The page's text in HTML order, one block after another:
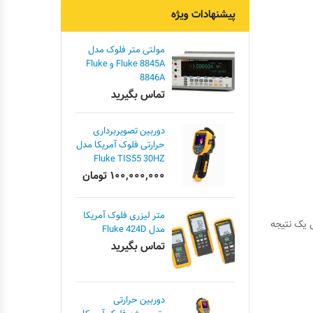
یک نتیجه
پیشنهادات ویژه
مولتی متر فلوک مدل
Fluke 8845A و Fluke
8846A
تماس بگیرید
دوربین تصویربرداری
حرارتی فلوک آمریکا مدل
Fluke TIS55 30HZ
۱۰۰,۰۰۰,۰۰۰ تومان
متر لیزری فلوک آمریکا
مدل Fluke 424D
تماس بگیرید
دوربین حرارتی